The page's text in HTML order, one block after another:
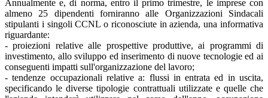
Annualmente e, di norma, entro il primo trimestre, le imprese con
almeno 25 dipendenti forniranno alle Organizzazioni Sindacali
stipulanti i singoli CCNL o riconosciute in azienda, una informativa
riguardante:
- proiezioni relative alle prospettive produttive, ai programmi di
investimento, allo sviluppo ed inserimento di nuove tecnologie ed ai
conseguenti impatti sull'organizzazione del lavoro;
- tendenze occupazionali relative a: flussi in entrata ed in uscita,
specificando le diverse tipologie contrattuali utilizzate e quelle che